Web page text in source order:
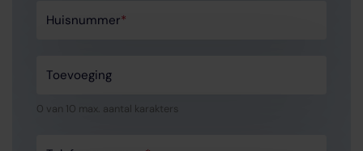
Huisnummer*
Toevoeging
0 van 10 max. aantal karakters